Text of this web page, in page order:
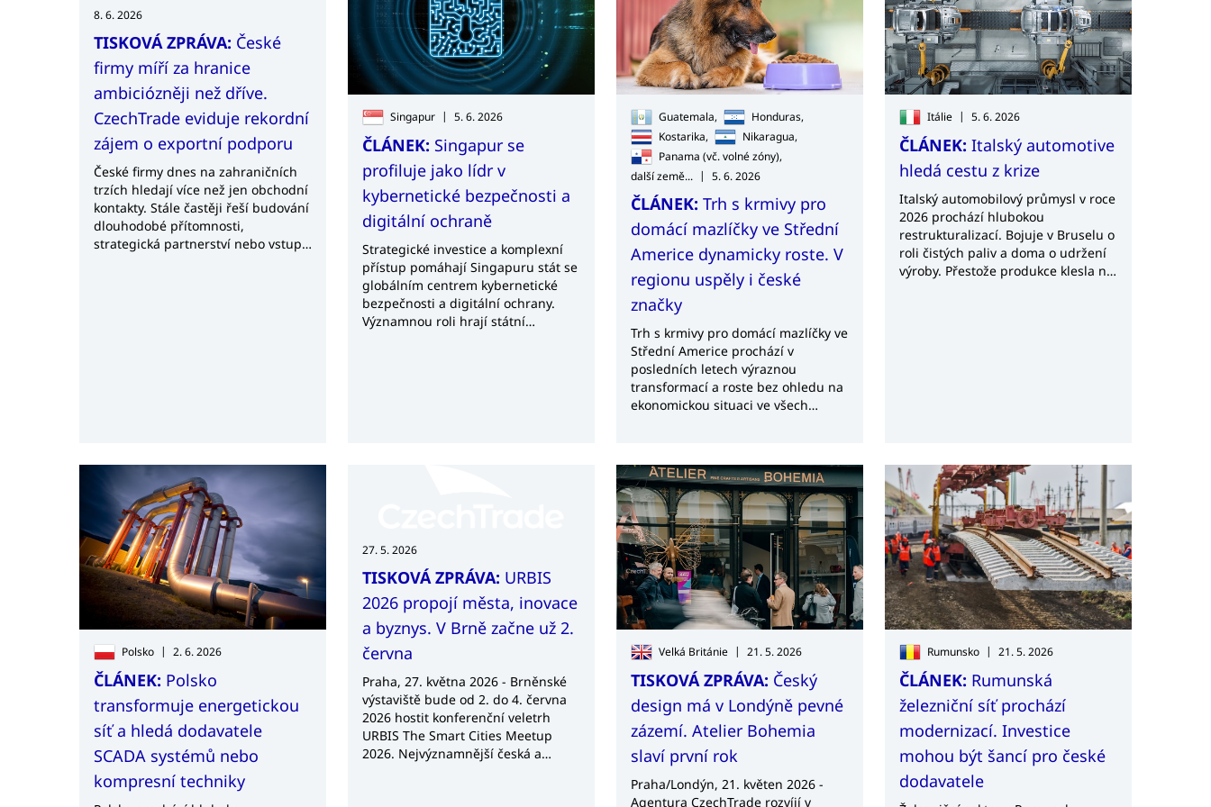
českým firmám otevřít cestu na
jeden z nejvyspělejších e-commerce
trhů světa a podpořit jejich vstup
na jihokorejský trh prostřednictvím
přeshraničního online prodeje.
efektivní vstupní strategii.
8. 6. 2026
TISKOVÁ ZPRÁVA: České
firmy míří za hranice
ambiciózněji než dříve.
CzechTrade eviduje rekordní
zájem o exportní podporu
České firmy dnes na zahraničních
trzích hledají více než jen obchodní
kontakty. Stále častěji řeší budování
dlouhodobé přítomnosti,
strategická partnerství nebo vstup
Singapur | 5. 6. 2026
ČLÁNEK: Singapur se
profiluje jako lídr v
kybernetické bezpečnosti a
digitální ochraně
Strategické investice a komplexní
přístup pomáhají Singapuru stát se
globálním centrem kybernetické
bezpečnosti a digitální ochrany.
Významnou roli hrají státní
Guatemala,
Honduras,
Kostarika,
Nikaragua,
Panama (vč. volné zóny),
další země... | 5. 6. 2026
ČLÁNEK: Trh s krmivy pro
domácí mazlíčky ve Střední
Americe dynamicky roste. V
regionu uspěly i české
značky
Trh s krmivy pro domácí mazlíčky ve
Střední Americe prochází v
posledních letech výraznou
transformací a roste bez ohledu na
ekonomickou situaci ve všech
kupní silou části obyvatelstva a
změnou vnímání domácích
mazlíčků, kteří jsou stále častěji
považováni za plnohodnotné členy
rodiny. V některých případech
dosahují měsíční výdaje na domácí
mazlíčky až 12 % celkových příjmů
domácnosti.
Itálie | 5. 6. 2026
ČLÁNEK: Italský automotive
hledá cestu z krize
Italský automobilový průmysl v roce
2026 prochází hlubokou
restrukturalizací. Bojuje v Bruselu o
roli čistých paliv a doma o udržení
výroby. Přestože produkce klesla na
Polsko | 2. 6. 2026
ČLÁNEK: Polsko
transformuje energetickou
síť a hledá dodavatele
SCADA systémů nebo
kompresní techniky
27. 5. 2026
TISKOVÁ ZPRÁVA: URBIS
2026 propojí města, inovace
a byznys. V Brně začne už 2.
června
Praha, 27. května 2026 - Brněnské
výstaviště bude od 2. do 4. června
2026 hostit konferenční veletrh
URBIS The Smart Cities Meetup
2026. Nejvýznamnější česká a
Velká Británie | 21. 5. 2026
TISKOVÁ ZPRÁVA: Český
design má v Londýně pevné
zázemí. Atelier Bohemia
slaví první rok
Praha/Londýn, 21. květen 2026 -
Agentura CzechTrade rozvíjí v
Rumunsko | 21. 5. 2026
ČLÁNEK: Rumunská
železniční síť prochází
modernizací. Investice
mohou být šancí pro české
dodavatele